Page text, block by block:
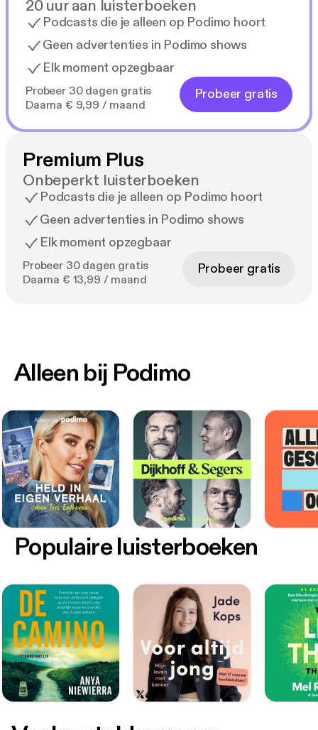
20 uur aan luisterboeken
Podcasts die je alleen op Podimo hoort
Geen advertenties in Podimo shows
Elk moment opzegbaar
Probeer 30 dagen gratis
Daarna € 9,99 / maand
Probeer gratis
Premium Plus
Onbeperkt luisterboeken
Podcasts die je alleen op Podimo hoort
Geen advertenties in Podimo shows
Elk moment opzegbaar
Probeer 30 dagen gratis
Daarna € 13,99 / maand
Probeer gratis
Alleen bij Podimo
Populaire luisterboeken